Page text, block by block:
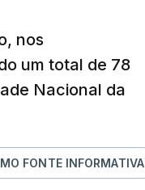
nos
um total de 78
Nacional da
FONTE INFORMATIVA